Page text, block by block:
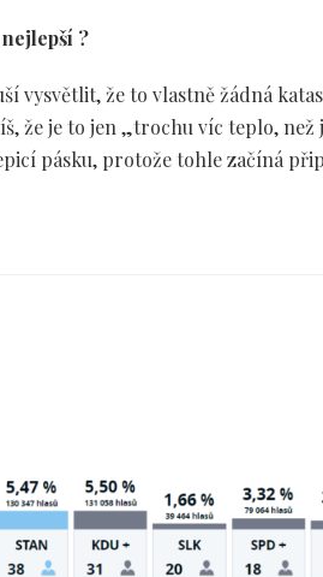
?
vysvětlit, že to vlastně žádná
že je to jen „trochu víc teplo, než
pásku, protože tohle začíná